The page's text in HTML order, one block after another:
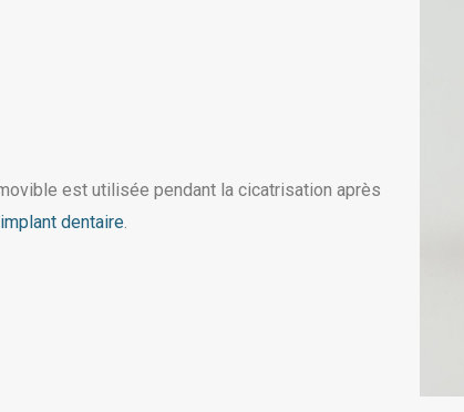
est utilisée pendant la cicatrisation après
implant dentaire.